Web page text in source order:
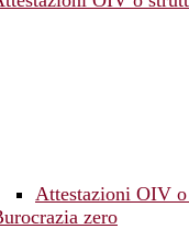
Attestazioni OIV
zero